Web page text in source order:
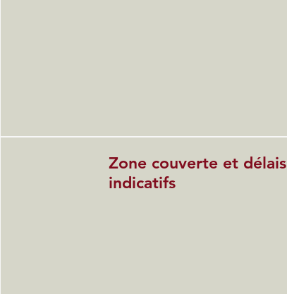
Zone couverte et délais
indicatifs